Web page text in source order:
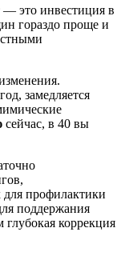
— это инвестиция в
гораздо проще и
замедляется
сейчас, в 40 вы
для профилактики
поддержания
глубокая коррекция